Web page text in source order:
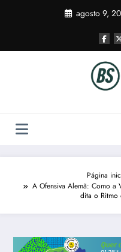
agosto 9,
Página
A Ofensiva Alemã: Como a
dita o Ritmo